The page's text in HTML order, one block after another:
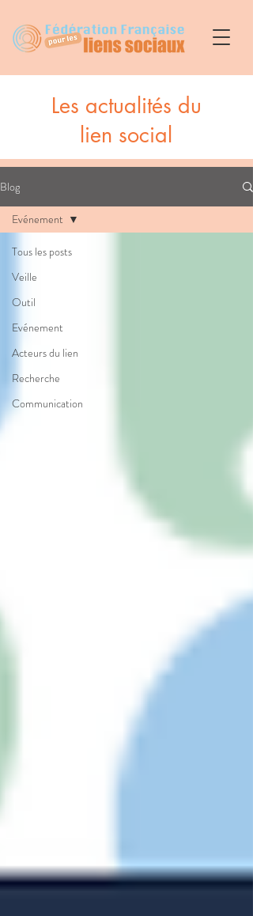
Les actualités du
lien social
Blog
Tous les posts
Veille
Outil
Evénement
Acteurs du lien
Recherche
Communication
Evénement